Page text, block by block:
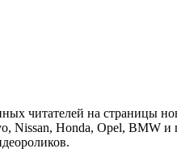
читателей на страницы
Honda, Opel, BMW и